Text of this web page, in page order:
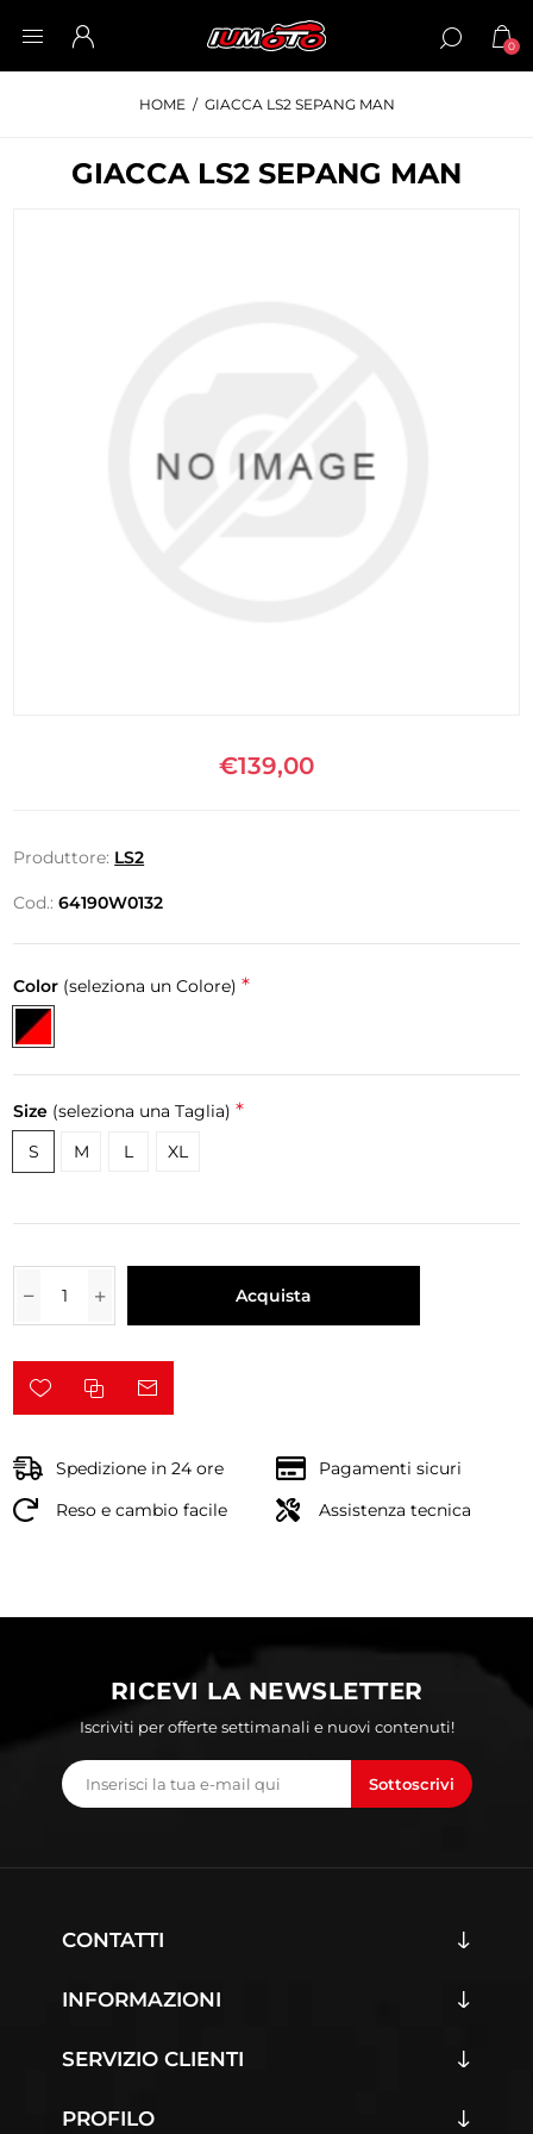
0
HOME / GIACCA LS2 SEPANG MAN
GIACCA LS2 SEPANG MAN
€139,00
Produttore: LS2
Cod.: 64190W0132
Color (seleziona un Colore) *
Size (seleziona una Taglia) *
S M L XL
Acquista
Spedizione in 24 ore
Pagamenti sicuri
Reso e cambio facile
Assistenza tecnica
RICEVI LA NEWSLETTER
Iscriviti per offerte settimanali e nuovi contenuti!
Sottoscrivi
CONTATTI
INFORMAZIONI
SERVIZIO CLIENTI
PROFILO